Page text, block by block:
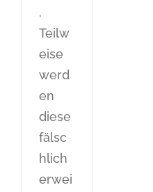
.
Teilw
eise
werd
en
diese
fälsc
hlich
erwei